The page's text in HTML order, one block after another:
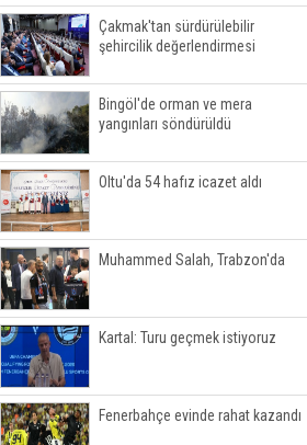
Çakmak'tan sürdürülebilir
şehircilik değerlendirmesi
Bingöl'de orman ve mera
yangınları söndürüldü
Oltu'da 54 hafız icazet aldı
Muhammed Salah, Trabzon'da
Kartal: Turu geçmek istiyoruz
Fenerbahçe evinde rahat kazandı